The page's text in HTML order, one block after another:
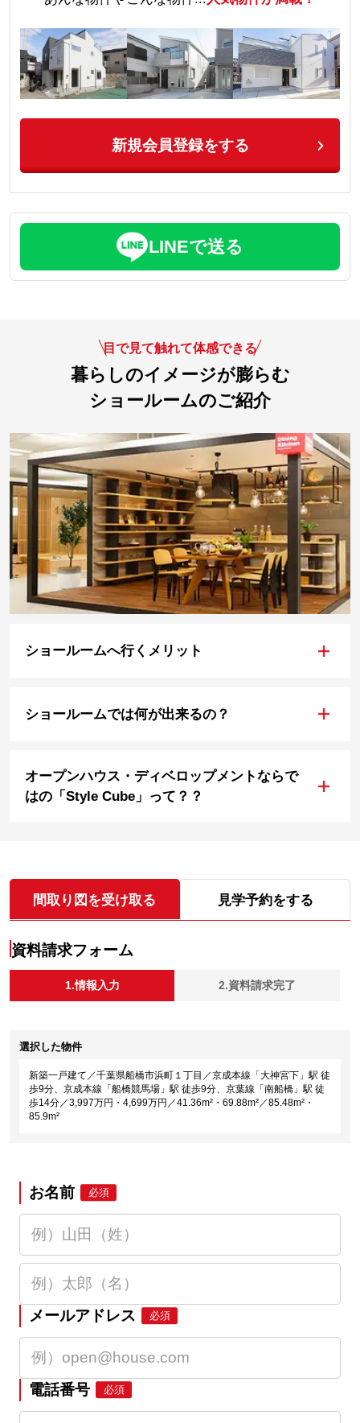
新規会員登録をする
LINEで送る
目で見て触れて体感できる
暮らしのイメージが膨らむ
ショールームのご紹介
ショールームへ行くメリット +
ショールームでは何が出来るの？ +
オープンハウス・ディベロップメントならで
はの「Style Cube」って？？
+
間取り図を受け取る 見学予約をする
資料請求フォーム
1.情報入力 2.資料請求完了
選択した物件
新築一戸建て／千葉県船橋市浜町１丁目／京成本線「大神宮下」駅 徒
歩9分、京成本線「船橋競馬場」駅 徒歩9分、京葉線「南船橋」駅 徒
歩14分／3,997万円・4,699万円／41.36m²・69.88m²／85.48m²・
85.9m²
お名前 必須
メールアドレス 必須
電話番号 必須